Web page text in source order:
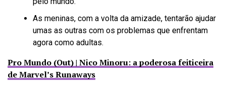
As meninas, com a volta da amizade, tentarão ajudar
umas as outras com os problemas que enfrentam
agora como adultas.
Pro Mundo (Out) | Nico Minoru: a poderosa feiticeira
de Marvel’s Runaways